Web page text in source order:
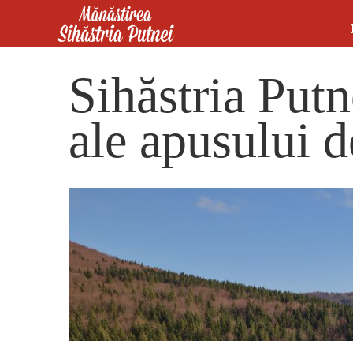
Mergi la conţinutul principal
Sihăstria
ale apusului